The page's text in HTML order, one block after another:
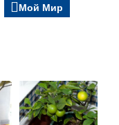
Мой Мир